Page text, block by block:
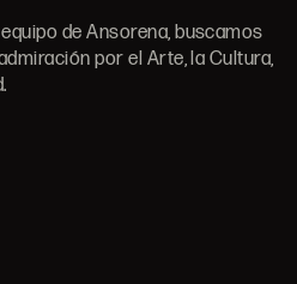
de Ansorena, buscamos
por el Arte, la Cultura,